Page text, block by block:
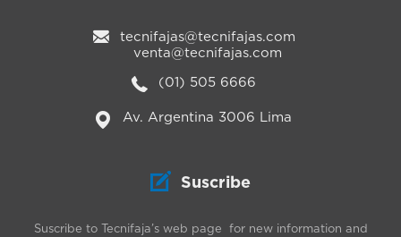
tecnifajas@tecnifajas.com
venta@tecnifajas.com
(01) 505 6666
Av. Argentina 3006 Lima
Suscribe
Suscribe to Tecnifaja’s web page for new information and